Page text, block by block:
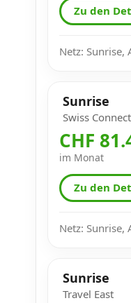
Zu den
Netz: Sunrise,
Sunrise
Swiss
CHF
im Monat
Zu den
Netz: Sunrise,
Sunrise
Travel East